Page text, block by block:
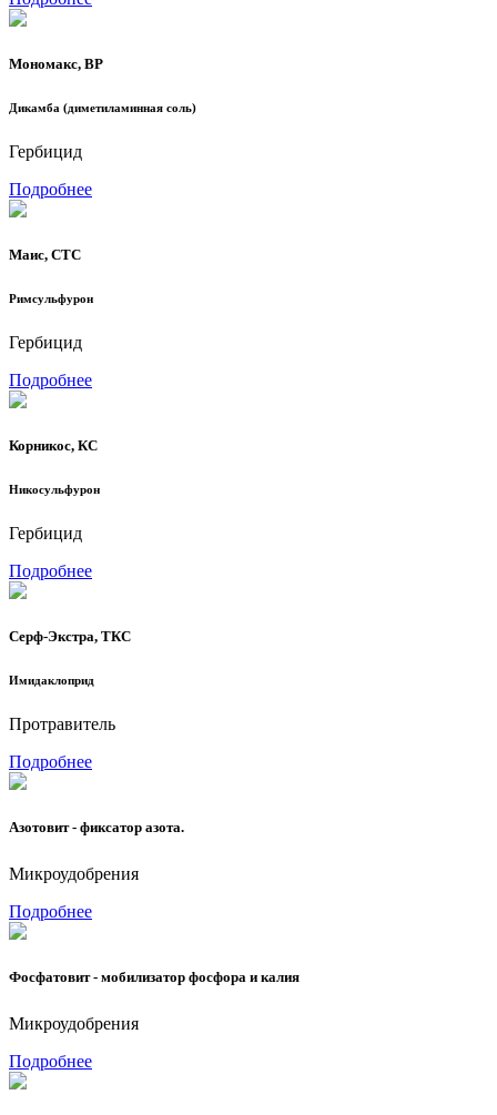
Мономакс, ВР
Дикамба (диметиламинная соль)
Гербицид
Подробнее
Маис, СТС
Римсульфурон
Гербицид
Подробнее
Корникос, КС
Никосульфурон
Гербицид
Подробнее
Серф-Экстра, ТКС
Имидаклоприд
Протравитель
Подробнее
Азотовит - фиксатор азота.
Микроудобрения
Подробнее
Фосфатовит - мобилизатор фосфора и калия
Микроудобрения
Подробнее